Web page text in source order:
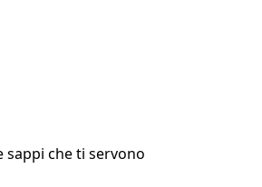
sappi che ti servono